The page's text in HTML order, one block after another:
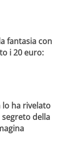
fantasia con
i 20 euro:
lo ha rivelato
della